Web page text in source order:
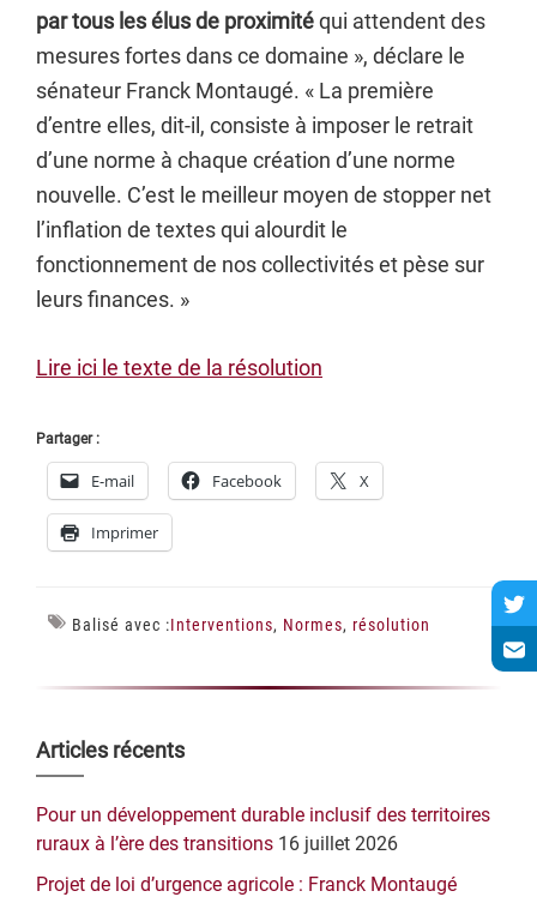
par tous les élus de proximitéqui attendent des
mesures fortes dans ce domaine », déclare le
sénateur Franck Montaugé. « La première
d’entre elles, dit-il, consiste à imposer le retrait
d’une norme à chaque création d’une norme
nouvelle. C’est le meilleur moyen de stopper net
l’inflation de textes qui alourdit le
fonctionnement de nos collectivités et pèse sur
leurs finances. »
Lire ici le texte de la résolution
Partager :
E-mail Facebook X
Imprimer
Balisé avec :Interventions, Normes, résolution
Barre
latérale
principale
Articles récents
Pour un développement durable inclusif des territoires
ruraux à l’ère des transitions 16 juillet 2026
Projet de loi d’urgence agricole : Franck Montaugé